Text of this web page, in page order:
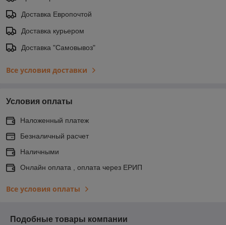
Доставка Европочтой
Доставка курьером
Доставка "Самовывоз"
Все условия доставки
Условия оплаты
Наложенный платеж
Безналичный расчет
Наличными
Онлайн оплата , оплата через ЕРИП
Все условия оплаты
Подобные товары компании